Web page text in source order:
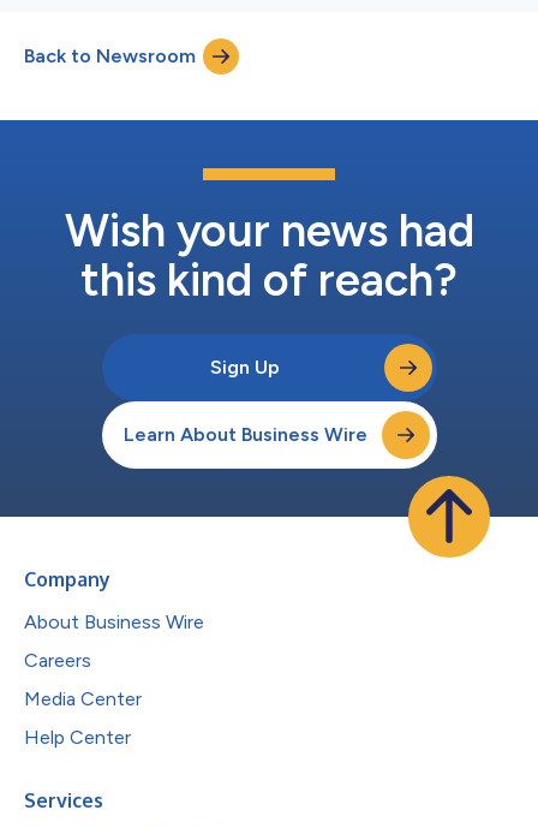
Back to Newsroom
Wish your news had
this kind of reach?
Sign Up
Learn About Business Wire
Company
About Business Wire
Careers
Media Center
Help Center
Services